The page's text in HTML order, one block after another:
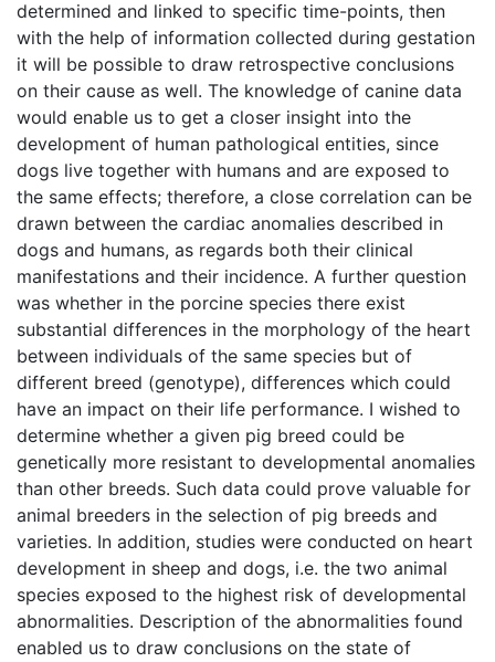
determined and linked to specific time-points, then
with the help of information collected during gestation
it will be possible to draw retrospective conclusions
on their cause as well. The knowledge of canine data
would enable us to get a closer insight into the
development of human pathological entities, since
dogs live together with humans and are exposed to
the same effects; therefore, a close correlation can be
drawn between the cardiac anomalies described in
dogs and humans, as regards both their clinical
manifestations and their incidence. A further question
was whether in the porcine species there exist
substantial differences in the morphology of the heart
between individuals of the same species but of
different breed (genotype), differences which could
have an impact on their life performance. I wished to
determine whether a given pig breed could be
genetically more resistant to developmental anomalies
than other breeds. Such data could prove valuable for
animal breeders in the selection of pig breeds and
varieties. In addition, studies were conducted on heart
development in sheep and dogs, i.e. the two animal
species exposed to the highest risk of developmental
abnormalities. Description of the abnormalities found
enabled us to draw conclusions on the state of